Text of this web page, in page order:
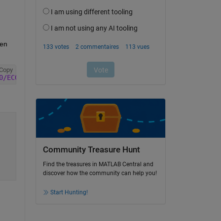
Community Treasure Hunt
Find the treasures in MATLAB Central and
discover how the community can help you!
Start Hunting!